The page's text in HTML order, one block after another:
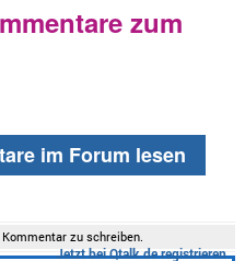
zum
im Forum lesen